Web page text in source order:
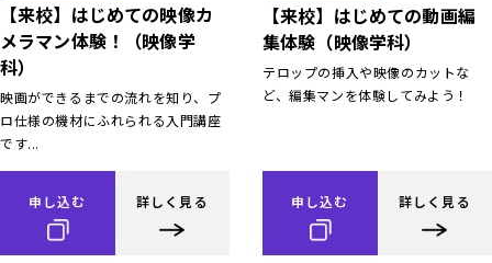
【来校】はじめての映像カ
メラマン体験！（映像学
科）
映画ができるまでの流れを知り、プ
ロ仕様の機材にふれられる入門講座
です...
申し込む 詳しく見る
【来校】はじめての動画編
集体験（映像学科）
テロップの挿入や映像のカットな
ど、編集マンを体験してみよう！
申し込む 詳しく見る